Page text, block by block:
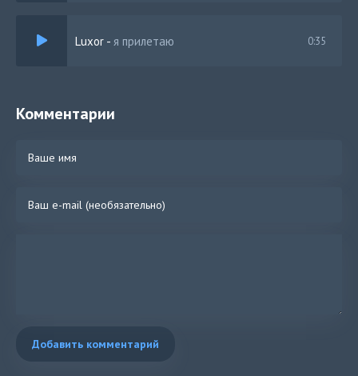
Luxor - я прилетаю 0:35
Комментарии
Добавить комментарий